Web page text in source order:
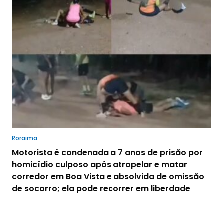
Roraima
Motorista é condenada a 7 anos de prisão por
homicídio culposo após atropelar e matar
corredor em Boa Vista e absolvida de omissão
de socorro; ela pode recorrer em liberdade